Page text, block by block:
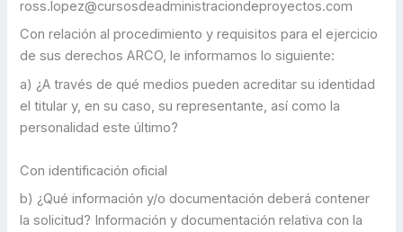
ross.lopez@cursosdeadministraciondeproyectos.com
Con relación al procedimiento y requisitos para el ejercicio
de sus derechos ARCO, le informamos lo siguiente:
a) ¿A través de qué medios pueden acreditar su identidad
el titular y, en su caso, su representante, así como la
personalidad este último?
Con identificación oficial
b) ¿Qué información y/o documentación deberá contener
la solicitud? Información y documentación relativa con la